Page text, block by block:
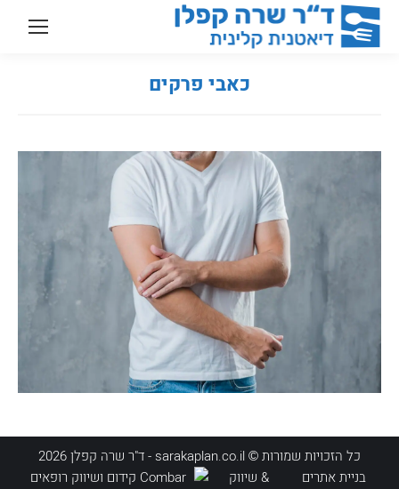
כאבי פרקים
כל הזכויות שמורות © sarakaplan.co.il - ד"ר שרה קפלן 2026
בניית אתרים
& שיווק